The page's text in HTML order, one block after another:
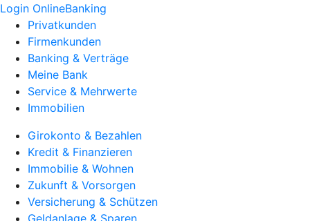
Login OnlineBanking
Privatkunden
Firmenkunden
Banking & Verträge
Meine Bank
Service & Mehrwerte
Immobilien
Girokonto & Bezahlen
Kredit & Finanzieren
Immobilie & Wohnen
Zukunft & Vorsorgen
Versicherung & Schützen
Geldanlage & Sparen